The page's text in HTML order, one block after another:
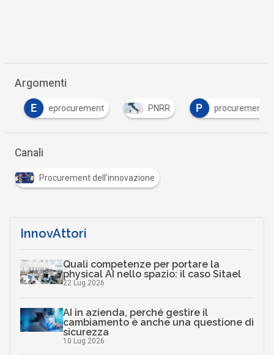
Argomenti
E eprocurement PNRR P procurement
Canali
Procurement dell'innovazione
InnovAttori
Quali competenze per portare la
physical AI nello spazio: il caso Sitael
22 Lug 2026
AI in azienda, perché gestire il
cambiamento è anche una questione di
sicurezza
10 Lug 2026